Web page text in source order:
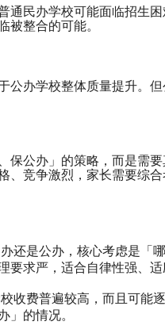
通民办学校可能面临招生
整合的可能。
公办学校整体质量提升。
保公办」的策略，而是需
、竞争激烈，家长需要综
还是公办，核心考虑是「
要求严，适合自律性强、
收费普遍较高，而且可能
的情况。